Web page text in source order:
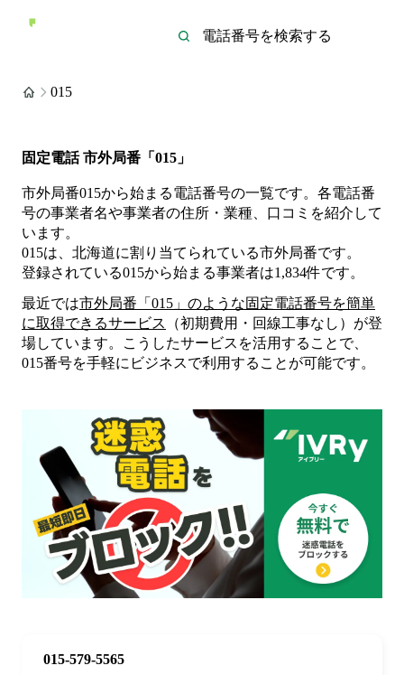
015
固定電話 市外局番「015」
市外局番015から始まる電話番号の一覧です。各電話番
号の事業者名や事業者の住所・業種、口コミを紹介して
います。
015は、北海道に割り当てられている市外局番です。
登録されている015から始まる事業者は1,834件です。
最近では市外局番「 015 」のような固定電話番号を簡単
に取得できるサービス
（初期費用・回線工事なし）が登
場しています。こうしたサービスを活用することで、
015番号を手軽にビジネスで利用することが可能です。
015-579-5565